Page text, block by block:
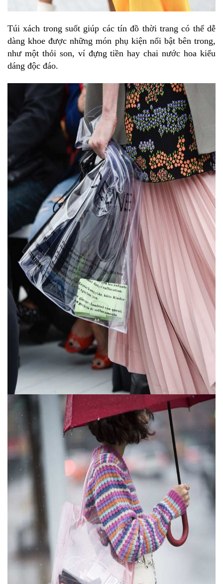
Túi xách trong suốt giúp các tín đồ thời trang có thể dễ
dàng khoe được những món phụ kiện nổi bật bên trong,
như một thỏi son, ví đựng tiền hay chai nước hoa kiểu
dáng độc đáo.